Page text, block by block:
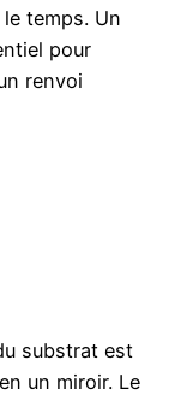
temps. Un
pour
renvoi
substrat est
un miroir. Le